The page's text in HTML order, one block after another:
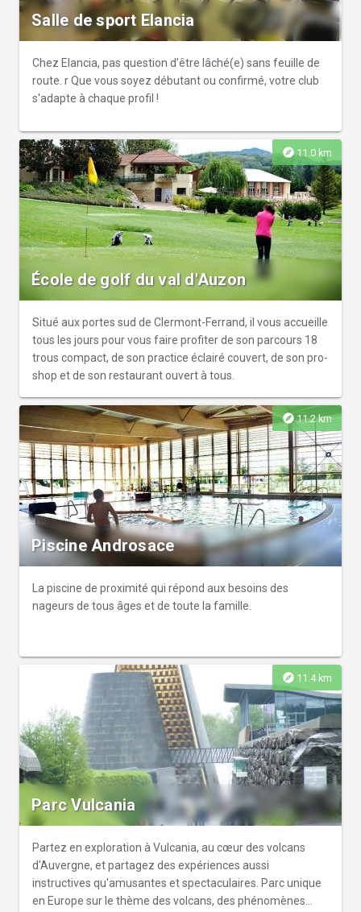
Salle de sport Elancia
Chez Elancia, pas question d’être lâché(e) sans feuille de
route. r Que vous soyez débutant ou confirmé, votre club
s'adapte à chaque profil !
explore 11.0 km
École de golf du val d'Auzon
Situé aux portes sud de Clermont-Ferrand, il vous accueille
tous les jours pour vous faire profiter de son parcours 18
trous compact, de son practice éclairé couvert, de son pro-
shop et de son restaurant ouvert à tous.
explore 11.2 km
Piscine Androsace
La piscine de proximité qui répond aux besoins des
nageurs de tous âges et de toute la famille.
explore 11.4 km
Parc Vulcania
Partez en exploration à Vulcania, au cœur des volcans
d'Auvergne, et partagez des expériences aussi
instructives qu'amusantes et spectaculaires. Parc unique
en Europe sur le thème des volcans, des phénomènes